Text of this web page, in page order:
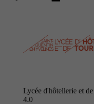
Lycée d'hôtellerie et
4.0